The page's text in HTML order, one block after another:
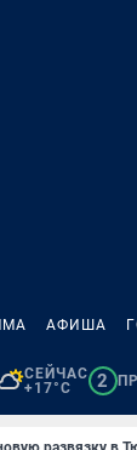
АФИША
СЕЙЧАС
+17°C
2